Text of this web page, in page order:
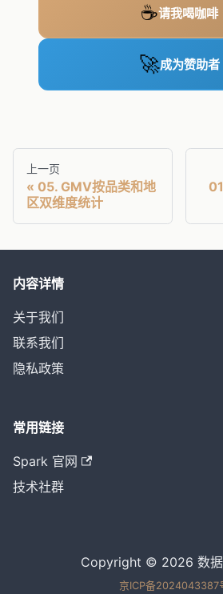
☕请我喝咖啡
🚀成为赞助者
上一页
05. GMV按品类和地
区双维度统计
内容详情
关于我们
联系我们
隐私政策
常用链接
Spark 官网
技术社群
Copyright © 2026 数据
京ICP备2024043387